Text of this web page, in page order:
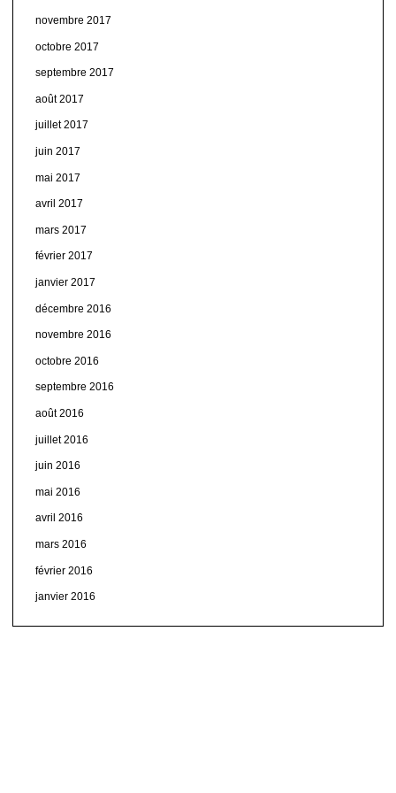
novembre 2017
octobre 2017
septembre 2017
août 2017
juillet 2017
juin 2017
mai 2017
avril 2017
mars 2017
février 2017
janvier 2017
décembre 2016
novembre 2016
octobre 2016
septembre 2016
août 2016
juillet 2016
juin 2016
mai 2016
avril 2016
mars 2016
février 2016
janvier 2016